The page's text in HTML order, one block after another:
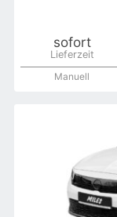
sofort
Manuell